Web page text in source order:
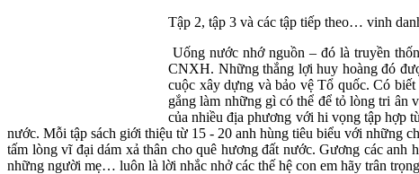
Tập 2, tập 3 và các tập tiếp theo… vinh
Uống nước nhớ nguồn – đó là truyền
CNXH. Những thắng lợi huy hoàng đó
cuộc xây dựng và bảo vệ Tổ quốc. Có
gắng làm những gì có thể để tỏ lòng tri ân
của nhiều địa phương với hi vọng tập hợp
nước. Mỗi tập sách giới thiệu từ 15 - 20 anh hùng tiêu biểu với những
tấm lòng vĩ đại dám xả thân cho quê hương đất nước. Gương các
những người mẹ… luôn là lời nhắc nhở các thế hệ con em hãy trân